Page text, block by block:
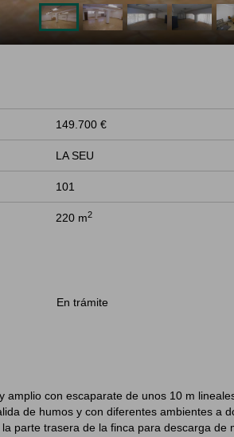
149.700 €
LA SEU
101
220 m2
En trámite
amplio con escaparate de unos 10 m
de humos y con diferentes ambientes a
parte trasera de la finca para descarga de